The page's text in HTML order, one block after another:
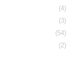
(4)
(3)
(54)
(2)